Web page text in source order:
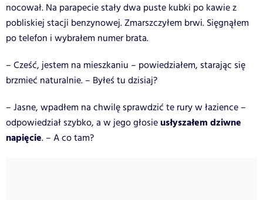
nocował. Na parapecie stały dwa puste kubki po kawie z
pobliskiej stacji benzynowej. Zmarszczyłem brwi. Sięgnąłem
po telefon i wybrałem numer brata.
– Cześć, jestem na mieszkaniu – powiedziałem, starając się
brzmieć naturalnie. – Byłeś tu dzisiaj?
– Jasne, wpadłem na chwilę sprawdzić te rury w łazience –
odpowiedział szybko, a w jego głosieusłyszałem dziwne
napięcie. – A co tam?